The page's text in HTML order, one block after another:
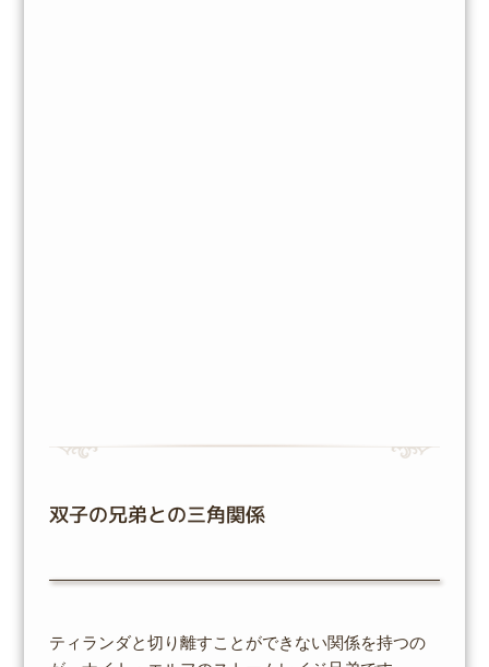
双子の兄弟との三角関係
ティランダと切り離すことができない関係を持つの